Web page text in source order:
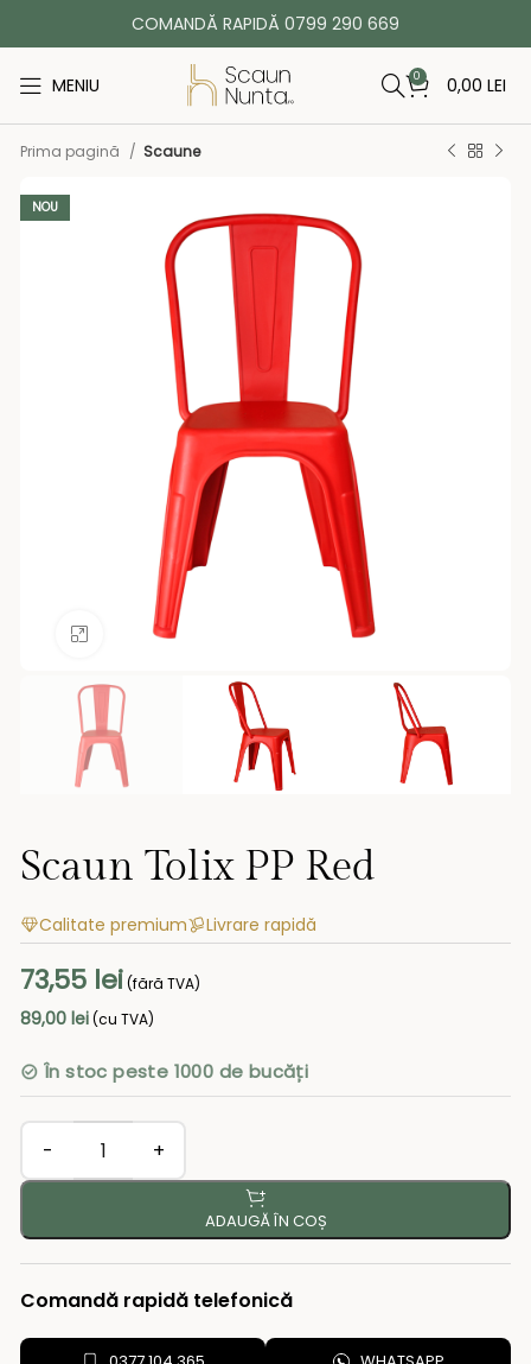
COMANDĂ RAPIDĂ 0799 290 669
MENIU 0 0,00 LEI
Prima pagină Scaune
NOU
Mărește imaginea
Scaun Tolix PP Red
Calitate premium Livrare rapidă
73,55 lei(fără TVA)
89,00 lei(cu TVA)
În stoc peste 1000 de bucăți
ADAUGĂ ÎN COȘ
Comandă rapidă telefonică